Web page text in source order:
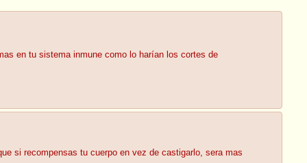
en tu sistema inmune como lo harían los cortes de
si recompensas tu cuerpo en vez de castigarlo, sera mas